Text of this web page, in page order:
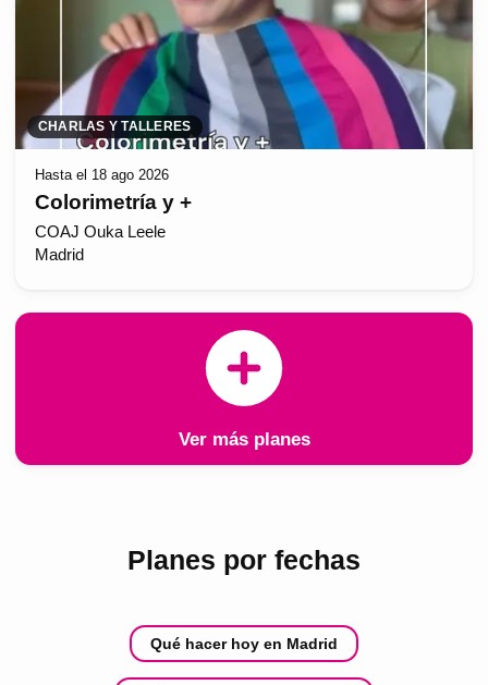
CHARLAS Y TALLERES
Hasta el 18 ago 2026
Colorimetría y +
COAJ Ouka Leele
Madrid
Ver más planes
Planes por fechas
Qué hacer hoy en Madrid